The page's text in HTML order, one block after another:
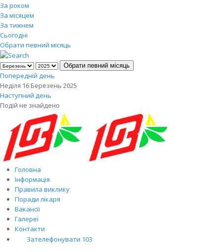
За роком
За місяцем
За тижнем
Сьогодні
Обрати певний місяць
Обрати певний місяць
Попередній день
Неділя 16 Березень 2025
Наступний день
Подій не знайдено
Головна
Інформація
Правила виклику
Поради лікаря
Вакансії
Галереї
Контакти
Зателефонувати 103